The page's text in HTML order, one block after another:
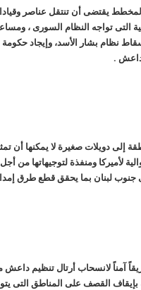
یقتضی أن تنتقل عناصر
التی تواجه النظام السوری ،
نظام بشار الأسد، وإیجاد حکومة
داعش .
إلى دویلات صغیرة لا یمکنها أن
لأمیرکا ومنفذة لتوجیهاتها من
جنوب لبنان بما یحقق قطع طرق
آمناً لانسحاب أرتال تنظیم داعش
القصف على المناطق التی